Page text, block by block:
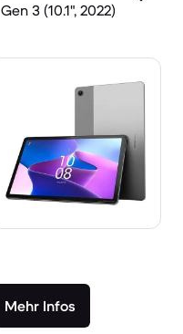
Gen 3 (10.1", 2022)
Mehr Infos